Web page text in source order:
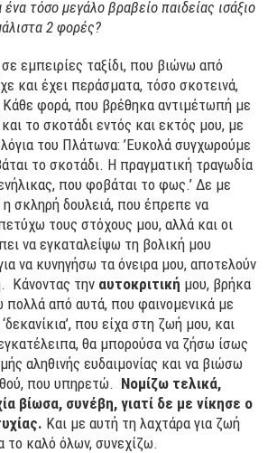
ένα τόσο μεγάλο βραβείο παιδείας ισάξιο
2 φορές?
εμπειρίες ταξίδι, που βιώνω από
και έχει περάσματα, τόσο σκοτεινά,
φορά, που βρέθηκα αντιμέτωπή με
το σκοτάδι εντός και εκτός μου, με
του Πλάτωνα: ’Ευκολά συγχωρούμε
το σκοτάδι. Η πραγματική τραγωδία
που φοβάται το φως.’ Δε με
σκληρή δουλειά, που έπρεπε να
τους στόχους μου, αλλά και οι
να εγκαταλείψω τη βολική μου
να κυνηγήσω τα όνειρα μου, αποτελούν
Κάνοντας την αυτοκριτική μου, βρήκα
πολλά από αυτά, που φαινομενικά με
που είχα στη ζωή μου, και
θα μπορούσα να ζήσω ίσως
αληθινής ευδαιμονίας και να βιώσω
που υπηρετώ. Νομίζω τελικά,
βίωσα, συνέβη, γιατί δε με νίκησε ο
Και με αυτή τη λαχτάρα για ζωή
το καλό όλων, συνεχίζω.